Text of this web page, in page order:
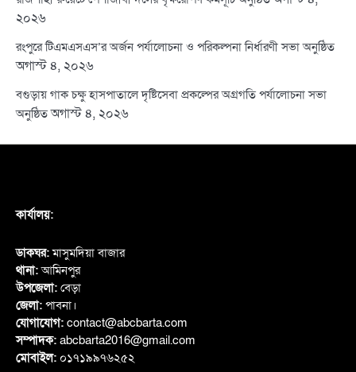
২০২৬
রংপুরে টিএমএসএস’র অর্জন পর্যালোচনা ও পরিকল্পনা নির্ধারণী সভা অনুষ্ঠিত
অগাস্ট ৪, ২০২৬
বগুড়ায় গাক চক্ষু হাসপাতালে দৃষ্টিসেবা প্রকল্পের অগ্রগতি পর্যালোচনা সভা
অনুষ্ঠিত অগাস্ট ৪, ২০২৬
কার্যালয়:
ডাকঘর:মাসুমদিয়া বাজার
থানা:আমিনপুর
উপজেলা: বেড়া
জেলা: পাবনা।
যোগাযোগ: contact@abcbarta.com
সম্পাদক: abcbarta2016@gmail.com
মোবাইল: ০১৭১৯৯৭৬২৫২